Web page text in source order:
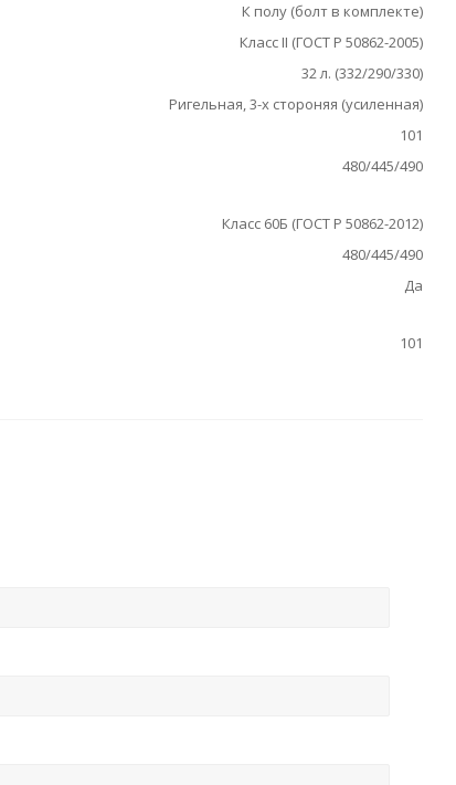
К полу (болт в комплекте)
Класс II (ГОСТ Р 50862-2005)
32 л. (332/290/330)
Ригельная, 3-х стороняя (усиленная)
101
480/445/490
Класс 60Б (ГОСТ Р 50862-2012)
480/445/490
Да
101